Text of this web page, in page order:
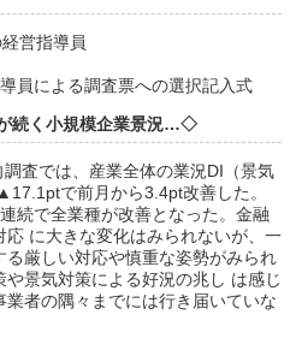
営指導員
員による調査票への選択記入式
続く小規模企業景況…◇
査では、産業全体の業況DI（景気
で前月から3.4pt改善した。
続で全業種が改善となった。金融
に大きな変化はみられないが、一
厳しい対応や慎重な姿勢がみられ
景気対策による好況の兆し は感じ
者の隅々までには行き届いていな